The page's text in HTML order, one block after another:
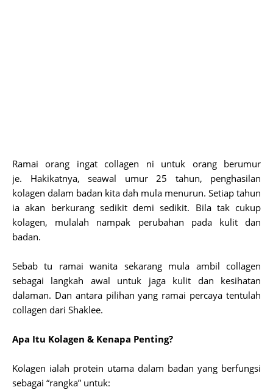
Ramai orang ingat collagen ni untuk orang berumur
je. Hakikatnya, seawal umur 25 tahun, penghasilan
kolagen dalam badan kita dah mula menurun. Setiap tahun
ia akan berkurang sedikit demi sedikit. Bila tak cukup
kolagen, mulalah nampak perubahan pada kulit dan
badan.
Sebab tu ramai wanita sekarang mula ambil collagen
sebagai langkah awal untuk jaga kulit dan kesihatan
dalaman. Dan antara pilihan yang ramai percaya tentulah
collagen dari Shaklee.
Apa Itu Kolagen & Kenapa Penting?
Kolagen ialah protein utama dalam badan yang berfungsi
sebagai “rangka” untuk: